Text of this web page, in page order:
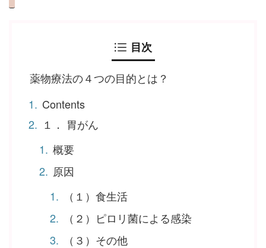
目次
薬物療法の４つの目的とは？
Contents
１． 胃がん
概要
原因
（１）食生活
（２）ピロリ菌による感染
（３）その他